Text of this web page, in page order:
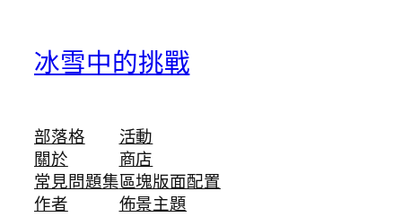
冰雪中的挑戰
部落格
關於
常見問題集
作者
活動
商店
區塊版面配置
佈景主題